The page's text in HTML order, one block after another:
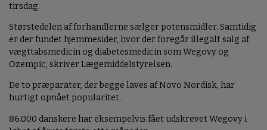
tirsdag.
Størstedelen af forhandlerne sælger potensmidler. Samtidig
er der fundet hjemmesider, hvor der foregår illegalt salg af
vægttabsmedicin og diabetesmedicin som Wegovy og
Ozempic, skriver Lægemiddelstyrelsen.
De to præparater, der begge laves af Novo Nordisk, har
hurtigt opnået popularitet.
86.000 danskere har eksempelvis fået udskrevet Wegovy i